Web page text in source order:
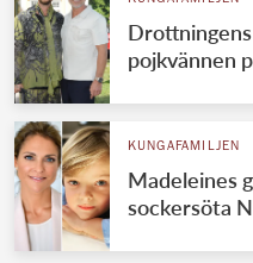
pojkvännen
KUNGAFAMILJEN
Madeleines
sockersöta